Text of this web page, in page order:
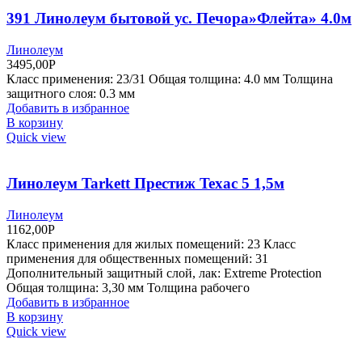
391 Линолеум бытовой ус. Печора»Флейта» 4.0м
Линолеум
3495,00Р
Класс применения: 23/31 Общая толщина: 4.0 мм Толщина
защитного слоя: 0.3 мм
Добавить в избранное
В корзину
Quick view
Линолеум Tarkett Престиж Texac 5 1,5м
Линолеум
1162,00Р
Класс применения для жилых помещений: 23 Класс
применения для общественных помещений: 31
Дополнительный защитный слой, лак: Extreme Protection
Общая толщина: 3,30 мм Толщина рабочего
Добавить в избранное
В корзину
Quick view